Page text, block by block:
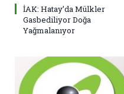
İAK: Hatay’da Mülkler
Gasbediliyor Doğa
Yağmalanıyor